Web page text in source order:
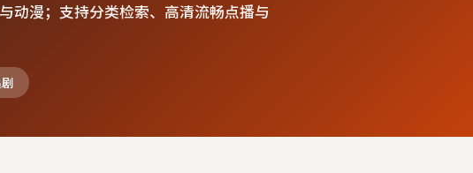
动漫；支持分类检索、高清流畅点播与